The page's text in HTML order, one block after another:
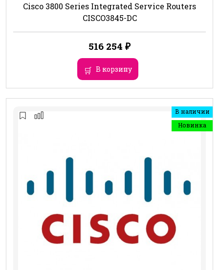
Cisco 3800 Series Integrated Service Routers
CISCO3845-DC
516 254 ₽
В корзину
В наличии
Новинка